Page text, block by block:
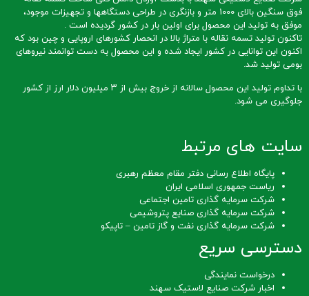
فوق سنگین بالای 1000 متر و بازنگری در طراحی دستگاهها و تجهیزات موجود،
موفق به تولید این محصول برای اولین بار در کشور گردیده است .
تاکنون تولید تسمه نقاله با متراژ بالا در انحصار کشورهای اروپایی و چین بود که
اکنون این توانایی در کشور ایجاد شده و این محصول به دست توانمند نیروهای
بومی تولید شد.
با تداوم تولید این محصول سالانه از خروج بیش از ۳ میلیون دلار ارز از کشور
جلوگیری می شود.
سایت های مرتبط
پایگاه اطلاع رسانی دفتر مقام معظم رهبری
ریاست جمهوری اسلامی ایران
شرکت سرمایه گذاری تامین اجتماعی
شرکت سرمایه گذاری صنایع پتروشیمی
شرکت سرمایه گذاری نفت و گاز تامین – تاپیکو
دسترسی سریع
درخواست نمایندگی
اخبار شرکت صنایع لاستیک سهند